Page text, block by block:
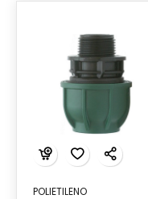
POLIETILENO